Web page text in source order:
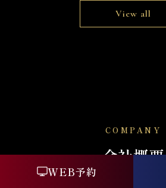
View all
COMPANY
会社概要
WEB予約